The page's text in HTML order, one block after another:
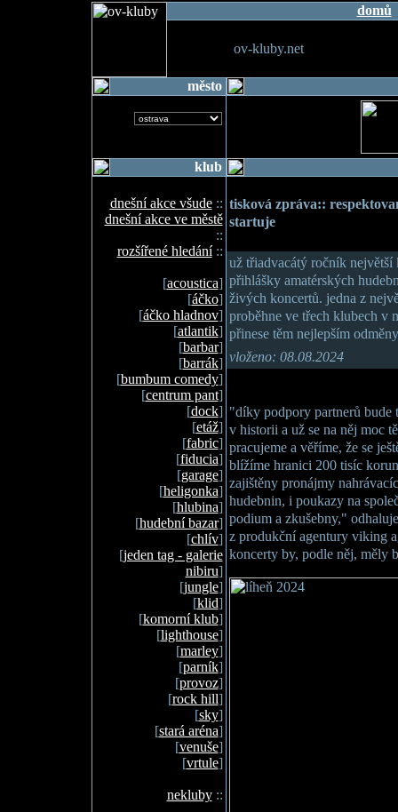
domů
ov-kluby.net
město
klub
dnešní akce všude::
dnešní akce ve městě
::
rozšířené hledání::
[acoustica]
[áčko]
[áčko hladnov]
[atlantik]
[barbar]
[barrák]
[bumbum comedy]
[centrum pant]
[dock]
[etáž]
[fabric]
[fiducia]
[garage]
[heligonka]
[hlubina]
[hudební bazar]
[chlív]
[jeden tag - galerie
nibiru]
[jungle]
[klid]
[komorní klub]
[lighthouse]
[marley]
[parník]
[provoz]
[rock hill]
[sky]
[stará aréna]
[venuše]
[vrtule]
nekluby::
tisková zpráva::
startuje
už třiadvacátý ročník
přihlášky amatérských
živých koncertů. jedna z
proběhne ve třech klubech v
přinese těm nejlepším
vloženo: 08.08.2024
"díky podpory partnerů bude
v historii a už se na něj moc
pracujeme a věříme, že se
blížíme hranici 200 tisíc
zajištěny pronájmy
hudebnin, i poukazy na
podium a zkušebny,"
z produkční agentury viking
koncerty by, podle něj, měly